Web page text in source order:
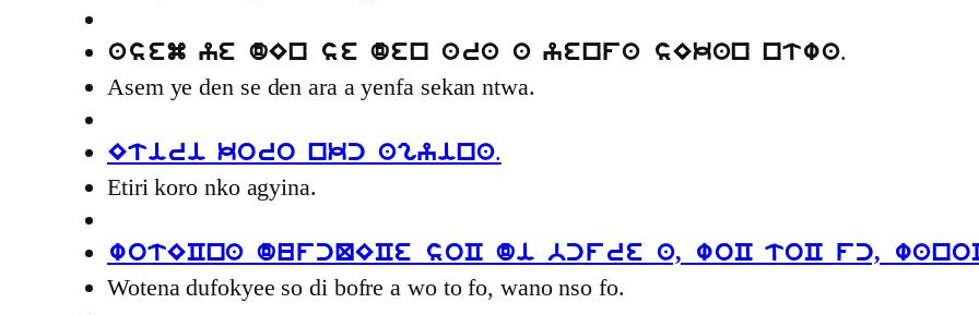
asem ye dEn se den ara a yenfa sEkan ntwa.
Asem ye den se den ara a yenfa sekan ntwa.
Etiri koro nkc agyina.
Etiri koro nko agyina.
wotECna dufcQECe soC di bcfre a, woC toC fc,
Wotena dufokyee so di bofre a wo to fo, wano nso fo.